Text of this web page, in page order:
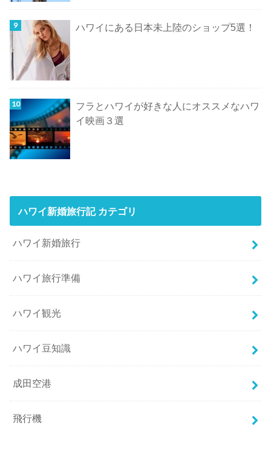
ハワイにある日本未上陸のショップ5選！
フラとハワイが好きな人にオススメなハワ
イ映画３選
ハワイ新婚旅行記 カテゴリ
ハワイ新婚旅行
ハワイ旅行準備
ハワイ観光
ハワイ豆知識
成田空港
飛行機